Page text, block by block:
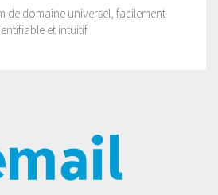
de domaine universel, facilement
et intuitif